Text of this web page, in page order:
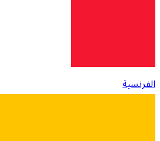
الفرنسية